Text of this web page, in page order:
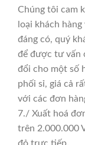
Chúng tôi cam
loại khách
đáng có, quý
để được tư vấn
đổi cho một số
phối sỉ, giá cả
với các đơn
7./ Xuất hoá
trên 2.000.000
đỏ trực tiếp.